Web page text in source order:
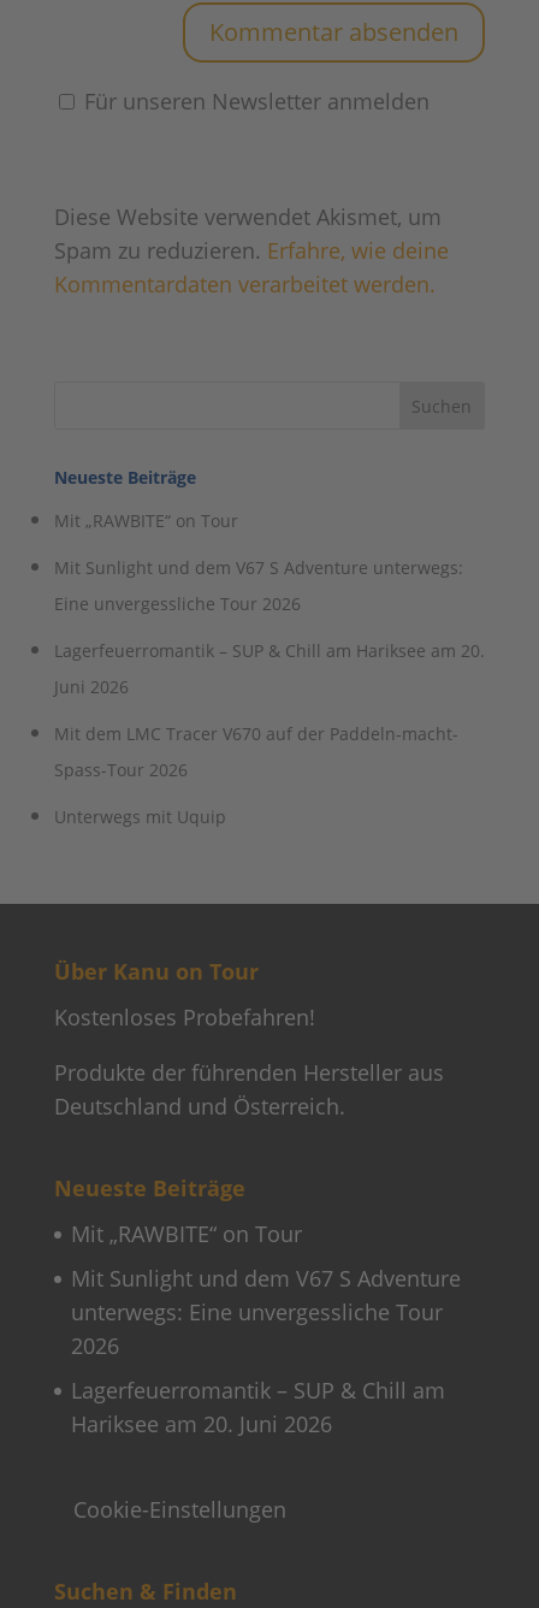
Für unseren Newsletter anmelden
Diese Website verwendet Akismet, um
Spam zu reduzieren. Erfahre, wie deine
Kommentardaten verarbeitet werden.
Neueste Beiträge
Mit „RAWBITE“ on Tour
Mit Sunlight und dem V67 S Adventure unterwegs:
Eine unvergessliche Tour 2026
Lagerfeuerromantik – SUP & Chill am Hariksee am 20.
Juni 2026
Mit dem LMC Tracer V670 auf der Paddeln-macht-
Spass-Tour 2026
Unterwegs mit Uquip
Über Kanu on Tour
Kostenloses Probefahren!
Produkte der führenden Hersteller aus
Deutschland und Österreich.
Neueste Beiträge
Mit „RAWBITE“ on Tour
Mit Sunlight und dem V67 S Adventure
unterwegs: Eine unvergessliche Tour
2026
Lagerfeuerromantik – SUP & Chill am
Hariksee am 20. Juni 2026
Cookie-Einstellungen
Suchen & Finden